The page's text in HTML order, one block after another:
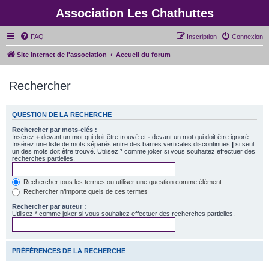
Association Les Chathuttes
FAQ Connexion
Inscription
Site internet de l'association Accueil du forum
Rechercher
QUESTION DE LA RECHERCHE
Rechercher par mots-clés :
Insérez + devant un mot qui doit être trouvé et - devant un mot qui doit être ignoré.
Insérez une liste de mots séparés entre des barres verticales discontinues | si seul
un des mots doit être trouvé. Utilisez * comme joker si vous souhaitez effectuer des
recherches partielles.
Rechercher tous les termes ou utiliser une question comme élément
Rechercher n’importe quels de ces termes
Rechercher par auteur :
Utilisez * comme joker si vous souhaitez effectuer des recherches partielles.
PRÉFÉRENCES DE LA RECHERCHE